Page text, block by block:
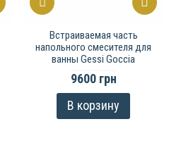
Встраиваемая часть
напольного смесителя для
ванны Gessi Goccia
9600 грн
В корзину